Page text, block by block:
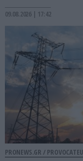
09.08.2026 | 17:42
PRONEWS.GR /